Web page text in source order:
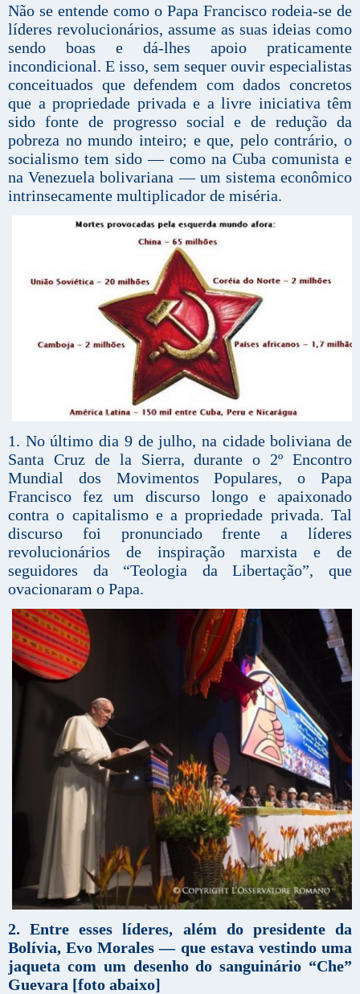
Não se entende como o Papa Francisco rodeia-se de
líderes revolucionários, assume as suas ideias como
sendo boas e dá-lhes apoio praticamente
incondicional. E isso, sem sequer ouvir especialistas
conceituados que defendem com dados concretos
que a propriedade privada e a livre iniciativa têm
sido fonte de progresso social e de redução da
pobreza no mundo inteiro; e que, pelo contrário, o
socialismo tem sido — como na Cuba comunista e
na Venezuela bolivariana — um sistema econômico
intrinsecamente multiplicador de miséria.
1. No último dia 9 de julho, na cidade boliviana de
Santa Cruz de la Sierra, durante o 2º Encontro
Mundial dos Movimentos Populares, o Papa
Francisco fez um discurso longo e apaixonado
contra o capitalismo e a propriedade privada. Tal
discurso foi pronunciado frente a líderes
revolucionários de inspiração marxista e de
seguidores da “Teologia da Libertação”, que
ovacionaram o Papa.
2. Entre esses líderes, além do presidente da
Bolívia, Evo Morales — que estava vestindo uma
jaqueta com um desenho do sanguinário “Che”
Guevara [foto abaixo]